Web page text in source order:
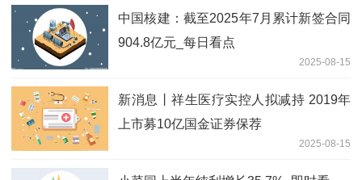
中国核建：截至2025年7月累计新签合同
904.8亿元_每日看点
2025-08-15
新消息丨祥生医疗实控人拟减持 2019年
上市募10亿国金证券保荐
2025-08-15